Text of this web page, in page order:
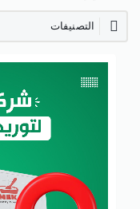
التصنيفات